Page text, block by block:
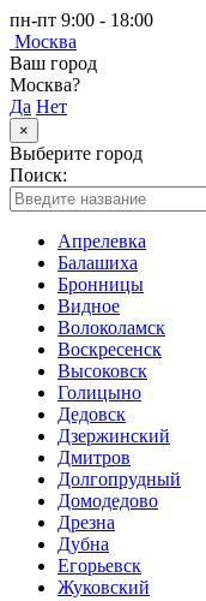
пн-пт 9:00 - 18:00
Москва
Ваш город
Москва?
Да Нет
×
Выберите город
Поиск:
Апрелевка
Балашиха
Бронницы
Видное
Волоколамск
Воскресенск
Высоковск
Голицыно
Дедовск
Дзержинский
Дмитров
Долгопрудный
Домодедово
Дрезна
Дубна
Егорьевск
Жуковский